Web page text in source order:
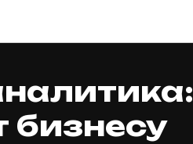
бизнесу